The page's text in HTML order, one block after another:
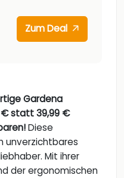
Zum Deal
Gardena
€ statt 39,99 €
Diese
unverzichtbares
Mit ihrer
der ergonomischen